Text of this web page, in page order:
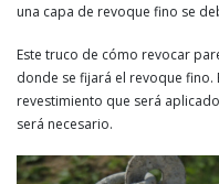
una capa de revoque fino se
Este truco de cómo revocar
donde se fijará el revoque fino.
revestimiento que será
será necesario.